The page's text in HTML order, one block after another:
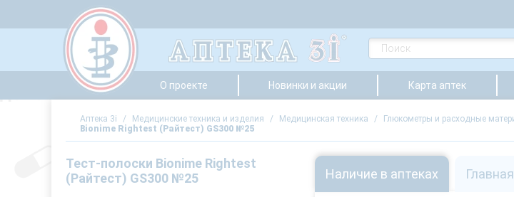
О проекте Новинки и акции Карта аптек
Аптека 3i / Медицинские техника и изделия / Медицинская техника / Глюкометры и расходные
Bionime Rightest (Райтест) GS300 №25
Тест-полоски Bionime Rightest
(Райтест) GS300 №25
Наличие в аптеках